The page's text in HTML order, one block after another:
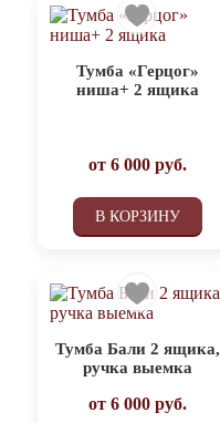
Тумба «Герцог»
ниша+ 2 ящика
от 6 000руб.
В КОРЗИНУ
Тумба Бали 2 ящика,
ручка выемка
от 6 000руб.